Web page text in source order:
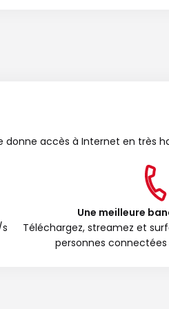
donne accès à Internet en
Une meilleure
Téléchargez, streamez et
personnes